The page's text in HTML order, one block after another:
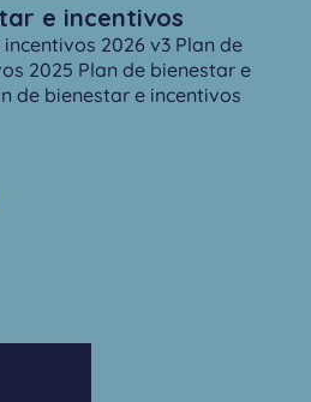
e incentivos
2026 v3 Plan de
2025 Plan de bienestar e
de bienestar e incentivos